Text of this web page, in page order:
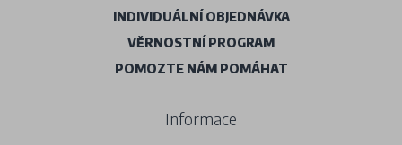
INDIVIDUÁLNÍ OBJEDNÁVKA
VĚRNOSTNÍ PROGRAM
POMOZTE NÁM POMÁHAT
Informace